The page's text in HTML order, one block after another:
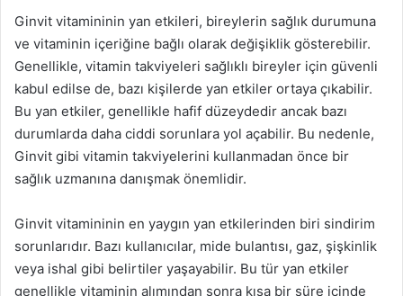
Ginvit vitamininin yan etkileri, bireylerin sağlık durumuna
ve vitaminin içeriğine bağlı olarak değişiklik gösterebilir.
Genellikle, vitamin takviyeleri sağlıklı bireyler için güvenli
kabul edilse de, bazı kişilerde yan etkiler ortaya çıkabilir.
Bu yan etkiler, genellikle hafif düzeydedir ancak bazı
durumlarda daha ciddi sorunlara yol açabilir. Bu nedenle,
Ginvit gibi vitamin takviyelerini kullanmadan önce bir
sağlık uzmanına danışmak önemlidir.
Ginvit vitamininin en yaygın yan etkilerinden biri sindirim
sorunlarıdır. Bazı kullanıcılar, mide bulantısı, gaz, şişkinlik
veya ishal gibi belirtiler yaşayabilir. Bu tür yan etkiler
genellikle vitaminin alımından sonra kısa bir süre içinde